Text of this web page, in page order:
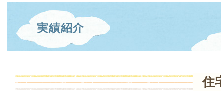
実績紹介
住